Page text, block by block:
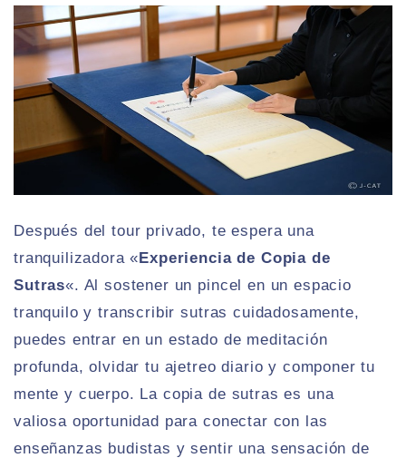
Después del tour privado, te espera una
tranquilizadora «Experiencia de Copia de
Sutras«. Al sostener un pincel en un espacio
tranquilo y transcribir sutras cuidadosamente,
puedes entrar en un estado de meditación
profunda, olvidar tu ajetreo diario y componer tu
mente y cuerpo. La copia de sutras es una
valiosa oportunidad para conectar con las
enseñanzas budistas y sentir una sensación de